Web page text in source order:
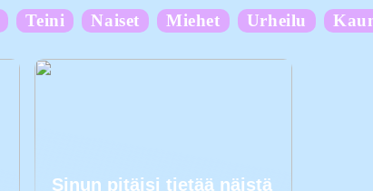
Teini Naiset Miehet Urheilu
Sinun pitäisi tietää näistä